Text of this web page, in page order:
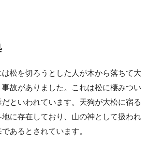
松を切ろうとした人が木から落ちて大
故がありました。これは松に棲みつい
といわれています。天狗が大松に宿る
に存在しており、山の神として扱われ
あるとされています。